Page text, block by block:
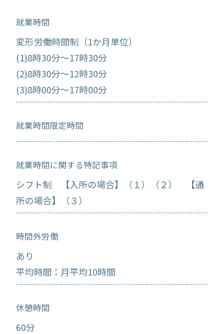
就業時間
変形労働時間制（1か月単位）
(1)8時30分～17時30分
(2)8時30分～12時30分
(3)8時00分～17時00分
就業時間限定時間
就業時間に関する特記事項
シフト制 【入所の場合】（１）（２） 【通
所の場合】（３）
時間外労働
あり
平均時間：月平均10時間
休憩時間
60分